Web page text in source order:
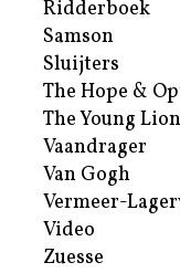
Ridderboek
Samson
Sluijters
The Hope &
The Young
Vaandrager
Van Gogh
Vermeer-
Video
Zuesse